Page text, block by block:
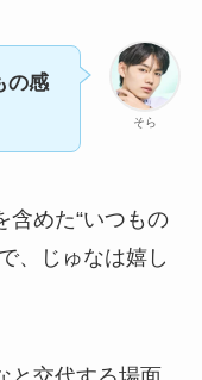
そら
の感
含めた“いつもの
、じゅなは嬉し